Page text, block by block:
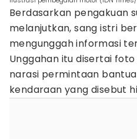
Berdasarkan pengakuan
melanjutkan, sang istri
mengunggah informasi
Unggahan itu disertai
narasi permintaan
kendaraan yang disebut